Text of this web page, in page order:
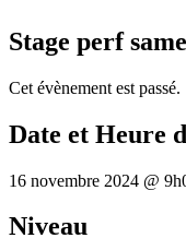
Stage perf
Cet évènement est passé.
Date et Heure
16 novembre 2024 @
Niveau